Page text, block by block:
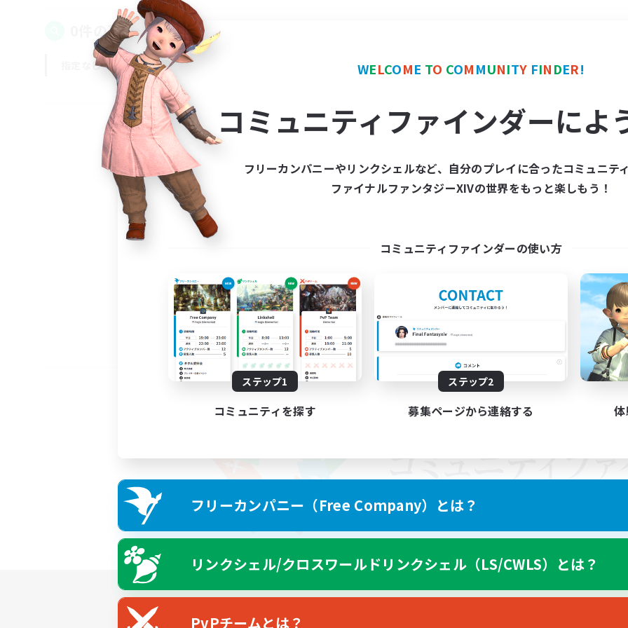
0件の募集が見つかりました！
指定なし 平日 ＃復帰者歓迎 使用言語
募集数 0件
募集が見つかりませんでし
条件を変えて検索してみるでっす！
WELCOME TO COMMUNITY FINDER!
コミュニティファインダーによ
フリーカンパニーやリンクシェルなど、自分のプレイに合ったコミュニテ
ファイナルファンタジーXIVの世界をもっと楽しもう！
コミュニティファインダーの使い方
ステップ1
コミュニティを探す
ステップ2
募集ページから連絡する
フリーカンパニー（Free Company）とは？
リンクシェル/クロスワールドリンクシェル（LS/CWLS）とは？
PvPチームとは？